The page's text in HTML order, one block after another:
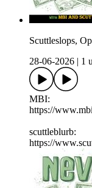
Scuttleslops,
28-06-2026
1
MBI:
https://
scuttleblurb:
https://